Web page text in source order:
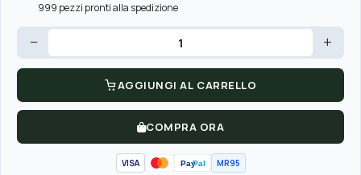
999 pezzi pronti alla spedizione
− +
AGGIUNGI AL CARRELLO
COMPRA ORA
VISA PayPal MR95